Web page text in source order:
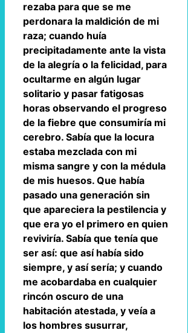
rezaba para que se me
perdonara la maldición de mi
raza; cuando huía
precipitadamente ante la vista
de la alegría o la felicidad, para
ocultarme en algún lugar
solitario y pasar fatigosas
horas observando el progreso
de la fiebre que consumiría mi
cerebro. Sabía que la locura
estaba mezclada con mi
misma sangre y con la médula
de mis huesos. Que había
pasado una generación sin
que apareciera la pestilencia y
que era yo el primero en quien
reviviría. Sabía que tenía que
ser así: que así había sido
siempre, y así sería; y cuando
me acobardaba en cualquier
rincón oscuro de una
habitación atestada, y veía a
los hombres susurrar,